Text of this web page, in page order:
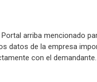
arriba mencionado
datos de la empresa
con el demandante.